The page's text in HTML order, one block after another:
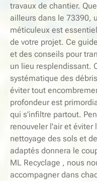
travaux de chantier.
ailleurs dans le 73390,
méticuleux est
de votre projet. Ce
et des conseils pour
un lieu resplendissant.
systématique des
éviter tout
profondeur est
qui s'infiltre partout.
renouveler l'air et éviter
nettoyage des sols et
adaptés donnera le
ML Recyclage , nous
accompagner dans